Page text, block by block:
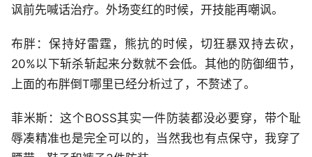
讽前先喊话治疗。外场变红的时候，开技能再嘲讽。
布胖：保持好雷霆，熊抗的时候，切狂暴双持去砍，
20%以下斩杀斩起来分数就不会低。其他的防御细节，
上面的布胖倒T哪里已经分析过了，不赘述了。
菲米斯：这个BOSS其实一件防装都没必要穿，带个耻
辱凑精准也是完全可以的，当然我也有点保守，我穿了